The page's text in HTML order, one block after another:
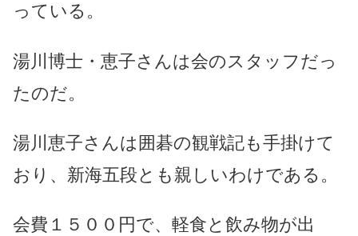
っている。
湯川博士・恵子さんは会のスタッフだっ
たのだ。
湯川恵子さんは囲碁の観戦記も手掛けて
おり、新海五段とも親しいわけである。
会費１５００円で、軽食と飲み物が出